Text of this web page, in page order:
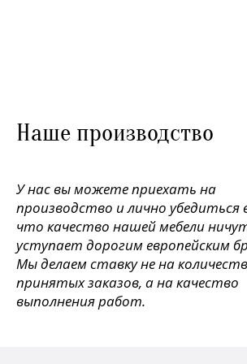
Наше производство
У нас вы можете приехать на
производство и лично убедиться
что качество нашей мебели
уступает дорогим европейским
Мы делаем ставку не на
принятых заказов, а на качество
выполнения работ.